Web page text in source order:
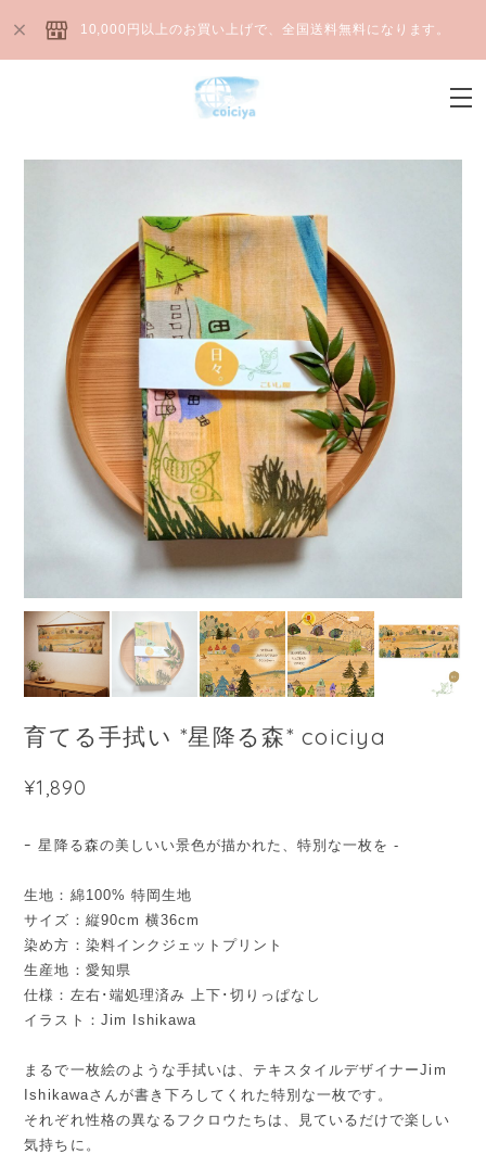
10,000円以上のお買い上げで、全国送料無料になります。
育てる手拭い *星降る森* coiciya
¥1,890
ｰ 星降る森の美しいい景色が描かれた、特別な一枚を -
生地：綿100% 特岡生地
サイズ：縦90cm 横36cm
染め方：染料インクジェットプリント
生産地：愛知県
仕様：左右･端処理済み 上下･切りっぱなし
イラスト：Jim Ishikawa
まるで一枚絵のような手拭いは、テキスタイルデザイナーJim
Ishikawaさんが書き下ろしてくれた特別な一枚です。
それぞれ性格の異なるフクロウたちは、見ているだけで楽しい
気持ちに。